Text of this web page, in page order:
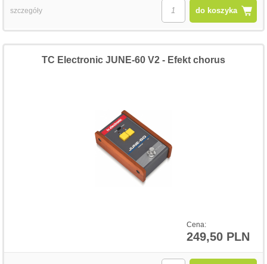
do koszyka
szczegóły
Cena:
249,50 PLN
TC Electronic JUNE-60 V2 - Efekt chorus